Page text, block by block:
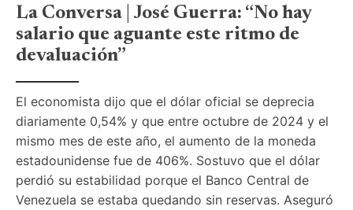
La Conversa | José Guerra: “No hay
salario que aguante este ritmo de
devaluación”
El economista dijo que el dólar oficial se deprecia
diariamente 0,54% y que entre octubre de 2024 y el
mismo mes de este año, el aumento de la moneda
estadounidense fue de 406%. Sostuvo que el dólar
perdió su estabilidad porque el Banco Central de
Venezuela se estaba quedando sin reservas. Aseguró